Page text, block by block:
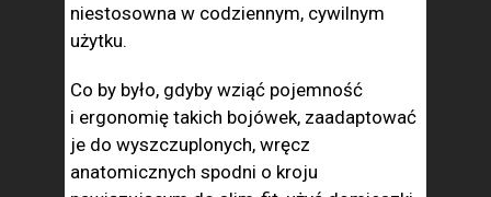
niestosowna w codziennym, cywilnym
użytku.
Co by było, gdyby wziąć pojemność
i ergonomię takich bojówek, zaadaptować
je do wyszczuplonych, wręcz
anatomicznych spodni o kroju